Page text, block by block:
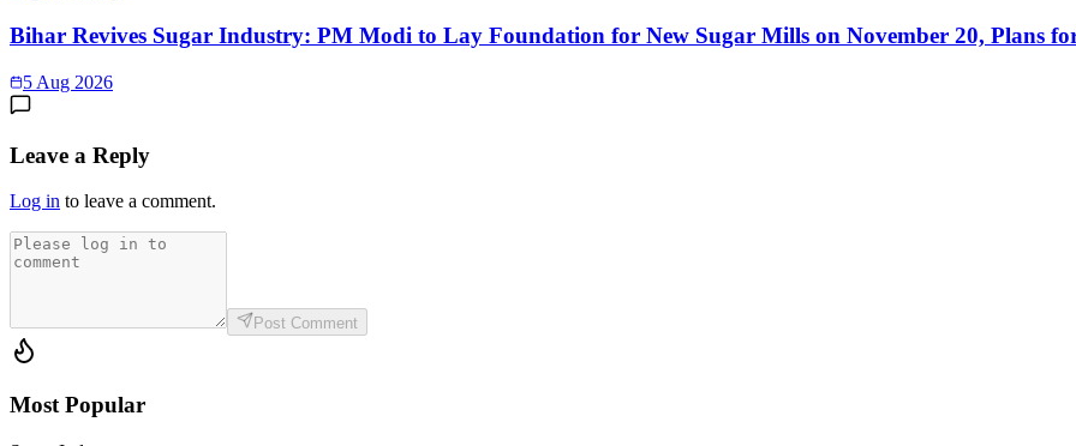
Bihar Revives Sugar Industry: PM Modi to Lay Foundation for New Sugar Mills on November 20, Plans
5 Aug 2026
Leave a Reply
Log in to leave a comment.
Post Comment
Most Popular